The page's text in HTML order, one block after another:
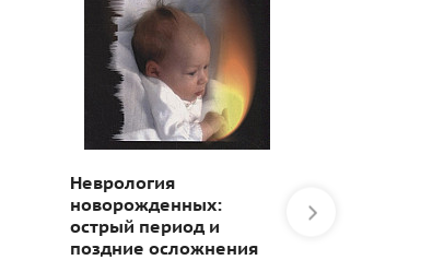
Неврология
новорожденных:
острый период и
поздние осложнения